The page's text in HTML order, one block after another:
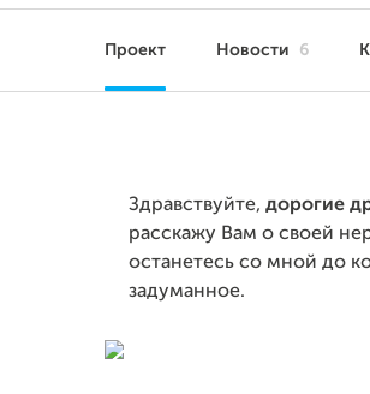
Проект Новости 6
Здравствуйте, дорогие
расскажу Вам о своей
останетесь со мной до
задуманное.